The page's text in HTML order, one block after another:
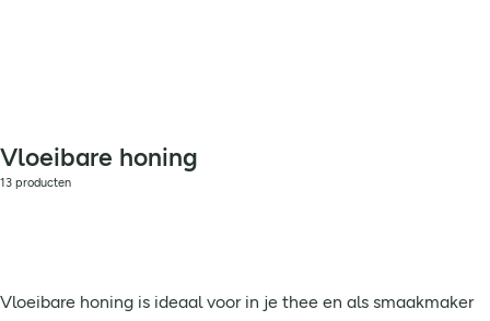
Vloeibare honing
13 producten
Vloeibare honing is ideaal voor in je thee en als smaakmaker